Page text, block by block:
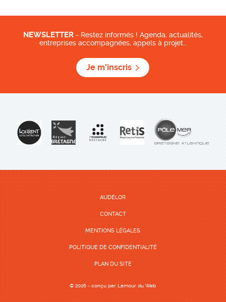
NEWSLETTER - Restez informés ! Agenda, actualités,
entreprises accompagnées, appels à projet…
Je m'inscris
AUDÉLOR
CONTACT
MENTIONS LÉGALES
POLITIQUE DE CONFIDENTIALITÉ
PLAN DU SITE
© 2026 - conçu parLamour du Web